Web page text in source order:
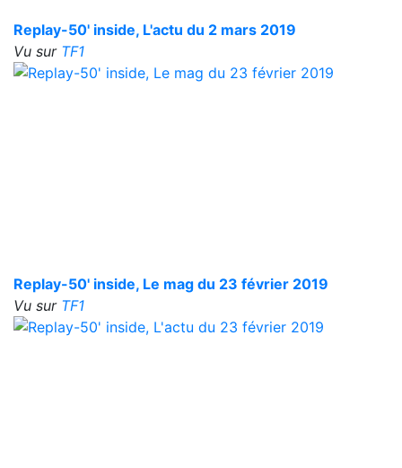
Replay-50' inside, L'actu du 2 mars 2019
Vu sur TF1
Replay-50' inside, Le mag du 23 février 2019
Vu sur TF1